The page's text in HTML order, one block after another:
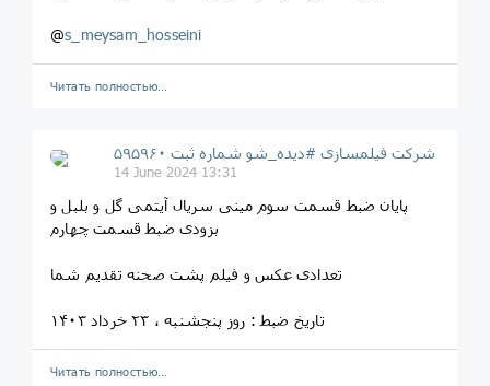
@s_meysam_hosseini
Читать полностью…
شرکت فیلمسازی #دیده_شو شماره ثبت ۵۹۵۹۶۰
14 June 2024 13:31
پایان ضبط قسمت سوم مینی سریال آیتمی گل و بلبل و
بزودی ضبط قسمت چهارم
تعدادی عکس و فیلم پشت صحنه تقدیم شما
تاریخ ضبط : روز پنجشنبه ، ٢٣ خرداد ١۴٠٣
Читать полностью…